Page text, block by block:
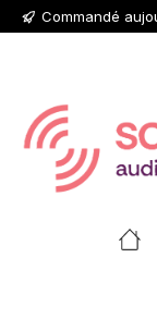
au contenu
Passer à la
Passer à la
Commandé